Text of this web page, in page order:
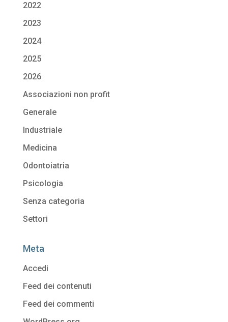
2022
2023
2024
2025
2026
Associazioni non profit
Generale
Industriale
Medicina
Odontoiatria
Psicologia
Senza categoria
Settori
Meta
Accedi
Feed dei contenuti
Feed dei commenti